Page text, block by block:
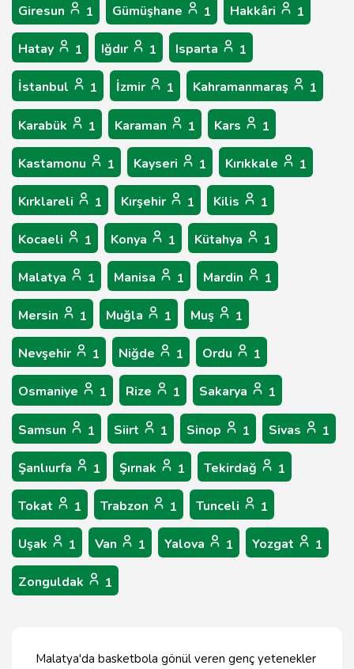
Giresun 1 Gümüşhane 1 Hakkâri 1
Hatay 1 Iğdır 1 Isparta 1
İstanbul 1 İzmir 1 Kahramanmaraş 1
Karabük 1 Karaman 1 Kars 1
Kastamonu 1 Kayseri 1 Kırıkkale 1
Kırklareli 1 Kırşehir 1 Kilis 1
Kocaeli 1 Konya 1 Kütahya 1
Malatya 1 Manisa 1 Mardin 1
Mersin 1 Muğla 1 Muş 1
Nevşehir 1 Niğde 1 Ordu 1
Osmaniye 1 Rize 1 Sakarya 1
Samsun 1 Siirt 1 Sinop 1 Sivas 1
Şanlıurfa 1 Şırnak 1 Tekirdağ 1
Tokat 1 Trabzon 1 Tunceli 1
Uşak 1 Van 1 Yalova 1 Yozgat 1
Zonguldak 1
Malatya'da basketbola gönül veren genç yetenekler